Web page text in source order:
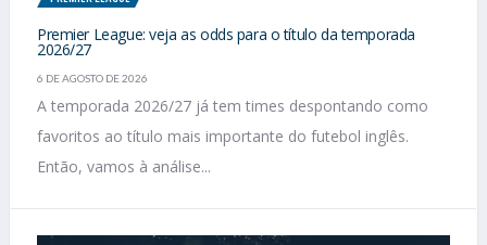
Premier League: veja as odds para o título da temporada
2026/27
6 DE AGOSTO DE 2026
A temporada 2026/27 já tem times despontando como
favoritos ao título mais importante do futebol inglês.
Então, vamos à análise...